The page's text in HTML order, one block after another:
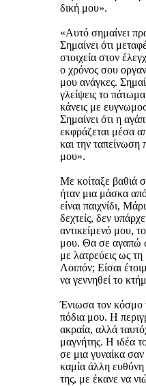
δική μου».
«Αυτό σημαίνει
Σημαίνει ότι
στοιχεία στον
ο χρόνος σου
μου ανάγκες.
γλείψεις το
κάνεις με
Σημαίνει ότι η
εκφράζεται μέσα
και την ταπείνωση
μου».
Με κοίταξε βαθιά
ήταν μια μάσκα
είναι παιχνίδι,
δεχτείς, δεν
αντικείμενό μου,
μου. Θα σε αγαπώ
με λατρεύεις ως
Λοιπόν; Είσαι
να γεννηθεί το
Ένιωσα τον κόσμο
πόδια μου. Η
ακραία, αλλά
μαγνήτης. Η ιδέα
σε μια γυναίκα
καμία άλλη
της, με έκανε να